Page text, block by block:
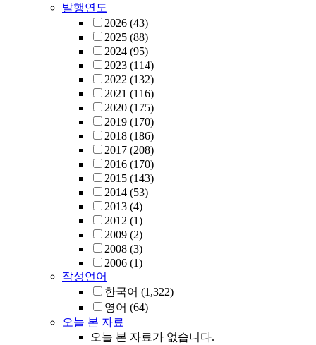
발행연도
2026 (43)
2025 (88)
2024 (95)
2023 (114)
2022 (132)
2021 (116)
2020 (175)
2019 (170)
2018 (186)
2017 (208)
2016 (170)
2015 (143)
2014 (53)
2013 (4)
2012 (1)
2009 (2)
2008 (3)
2006 (1)
작성언어
한국어 (1,322)
영어 (64)
오늘 본 자료
오늘 본 자료가 없습니다.